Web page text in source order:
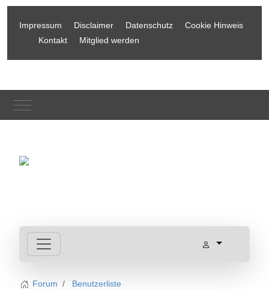
Impressum Disclaimer Datenschutz
Cookie Hinweis
Kontakt
Mitglied werden
Mobile Menu Toggle
Forum Benutzerliste